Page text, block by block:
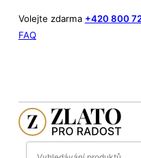
Volejte zdarma +420 800
FAQ